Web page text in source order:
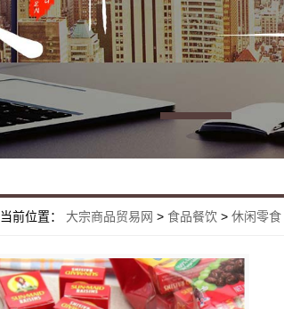
当前位置： 大宗商品贸易网 > 食品餐饮 > 休闲零食